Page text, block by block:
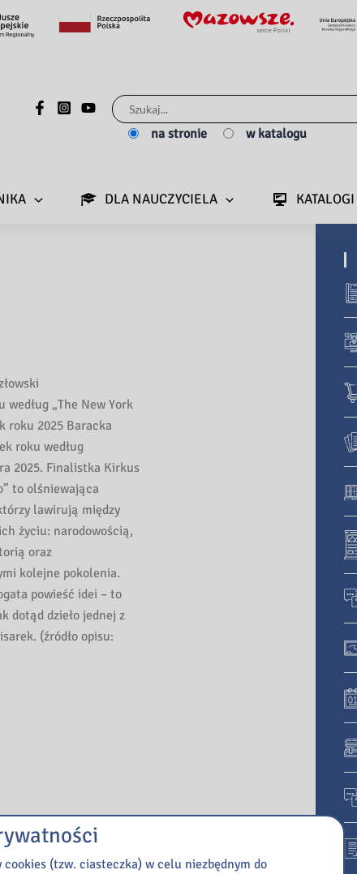
Szukaj
dla:
na stronie w katalogu
DLA NAUCZYCIELA KATALOGI
„The New York
roku 2025 Baracka
roku według
2025. Finalistka Kirkus
to olśniewająca
lawirują między
życiu: narodowością,
oraz
kolejne pokolenia.
powieść idei – to
dotąd dzieło jednej z
(źródło opisu:
(tzw. ciasteczka) w celu niezbędnym do